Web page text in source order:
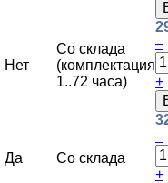
Нет
Со склада
(комплектация
1..72 часа)
–
+
Да Со склада
–
+